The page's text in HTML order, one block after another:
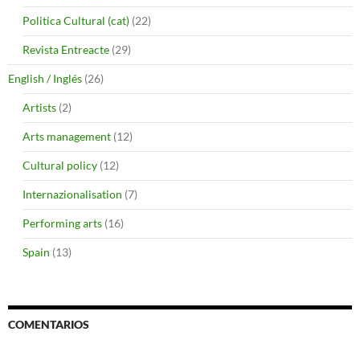
Politica Cultural (cat) (22)
Revista Entreacte (29)
English / Inglés (26)
Artists (2)
Arts management (12)
Cultural policy (12)
Internazionalisation (7)
Performing arts (16)
Spain (13)
COMENTARIOS